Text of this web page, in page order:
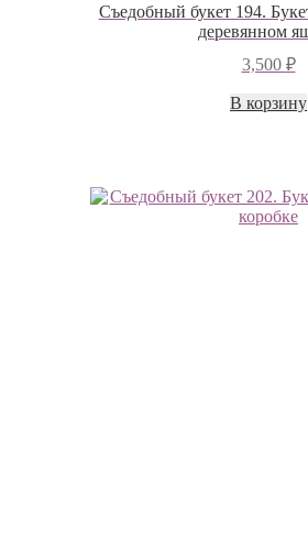
Съедобный букет 194.
деревянном
3,500 ₽
В корзину